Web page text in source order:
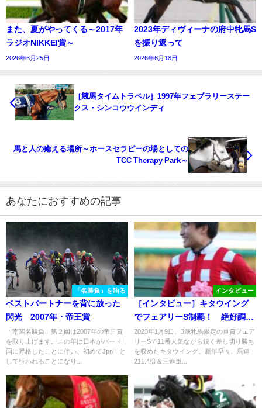
また、夏がやってくる～2017年
ラジオNIKKEI賞～
2026年6月25日
2023年ディヴィーナの府中牝馬S
を振り返って
2026年6月18日
［競馬タイムトラベル］1997年フェブラリーステー
クス・シンコウウインディ
馬と人の癒える場所～ホースセラピーの場としての
TCC Therapy Park～
あなたにおすすめの記事
「名勝負」を語る
ベストパートナーを背に放った
閃光 2007年・帝王賞
「南関名勝負」第２回は2007年の帝王賞
を取り上げます。この年は日本がパートⅠ
国に昇格したことに伴い、初めてJpnⅠと
して行われることになり...
インタビュー
［インタビュー］キタウイング
でフェアリーS制覇！ 絶好調・
杉原騎手がレースを振り返る。
2023年1月9日、3歳牝馬限定の重賞フェア
リーSで11番人気ながら鋭く差し切り勝ち
を収めたキタウイング。新年早々、馬連
211.4倍＆三連単...